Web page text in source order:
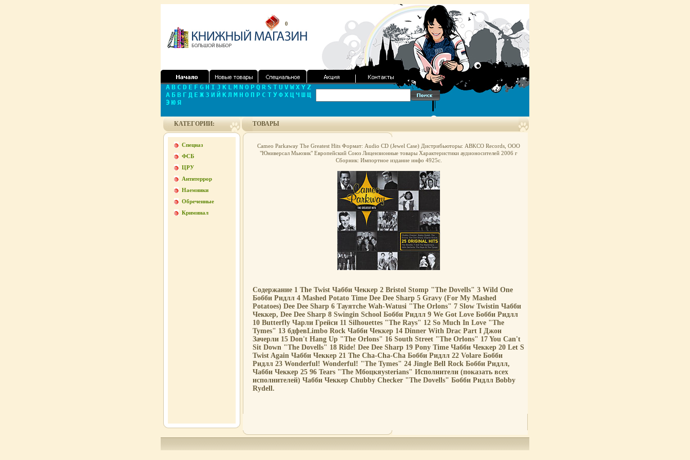
0
A B C D E F G H I J K L M N O P Q R S T U V W X Y Z
А Б В Г Д Е Ж З И Й К Л М Н О П Р С Т У Ф Х Ц Ч Ш Щ
Э Ю Я
КАТЕГОРИИ:
Спецназ
ФСБ
ЦРУ
Антитеррор
Наемники
Обреченные
Криминал
ТОВАРЫ
Cameo Parkaway The Greatest Hits Формат: Audio CD (Jewel Case) Дистрибьюторы: ABKCO Records, ООО
"Юниверсал Мьюзик" Европейский Союз Лицензионные товары Характеристики аудионосителей 2006 г
Сборник: Импортное издание инфо 4925c.
Содержание 1 The Twist Чабби Чеккер 2 Bristol Stomp "The Dovells" 3 Wild One
Бобби Ридлл 4 Mashed Potato Time Dee Dee Sharp 5 Gravy (For My Mashed
Potatoes) Dee Dee Sharp 6 Tауятсhe Wah-Watusi "The Orlons" 7 Slow Twistin Чабби
Чеккер, Dee Dee Sharp 8 Swingin School Бобби Ридлл 9 We Got Love Бобби Ридлл
10 Butterfly Чарли Грейси 11 Silhouettes "The Rays" 12 So Much In Love "The
Tymes" 13 бдфевLimbo Rock Чабби Чеккер 14 Dinner With Drac Part I Джон
Зачерли 15 Don't Hang Up "The Orlons" 16 South Street "The Orlons" 17 You Can't
Sit Down "The Dovells" 18 Ride! Dee Dee Sharp 19 Pony Time Чабби Чеккер 20 Let S
Twist Again Чабби Чеккер 21 The Cha-Cha-Cha Бобби Ридлл 22 Volare Бобби
Ридлл 23 Wonderful! Wonderful! "The Tymes" 24 Jingle Bell Rock Бобби Ридлл,
Чабби Чеккер 25 96 Tears "The Mбоцкяysterians" Исполнители (показать всех
исполнителей) Чабби Чеккер Chubby Checker "The Dovells" Бобби Ридлл Bobby
Rydell.